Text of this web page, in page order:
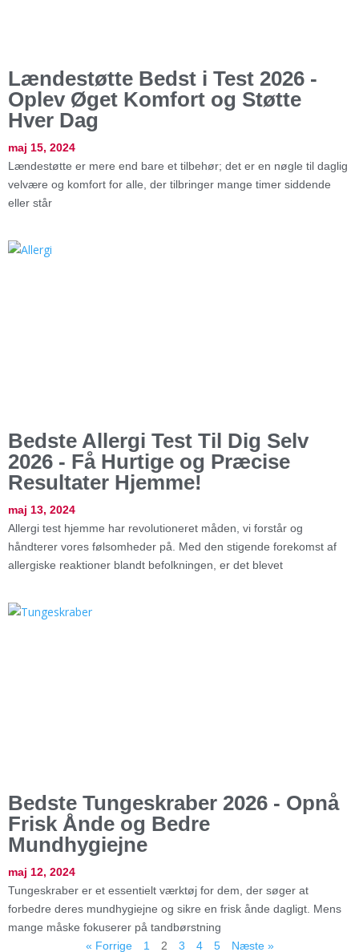
Lændestøtte Bedst i Test 2026 -
Oplev Øget Komfort og Støtte
Hver Dag
maj 15, 2024
Lændestøtte er mere end bare et tilbehør; det er en nøgle til daglig
velvære og komfort for alle, der tilbringer mange timer siddende
eller står
Bedste Allergi Test Til Dig Selv
2026 - Få Hurtige og Præcise
Resultater Hjemme!
maj 13, 2024
Allergi test hjemme har revolutioneret måden, vi forstår og
håndterer vores følsomheder på. Med den stigende forekomst af
allergiske reaktioner blandt befolkningen, er det blevet
Bedste Tungeskraber 2026 - Opnå
Frisk Ånde og Bedre
Mundhygiejne
maj 12, 2024
Tungeskraber er et essentielt værktøj for dem, der søger at
forbedre deres mundhygiejne og sikre en frisk ånde dagligt. Mens
mange måske fokuserer på tandbørstning
« Forrige
1 2 3 4 5 Næste »